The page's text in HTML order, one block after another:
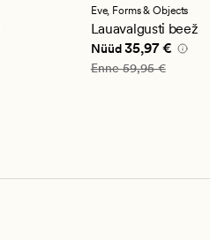
hinnanguga
4.5
Eve, Forms & Objects
Lauavalgusti beež
Nåværende pris_ee
Nüüd 35,97 €
Vanlig pris_ee
Enne59,95 €